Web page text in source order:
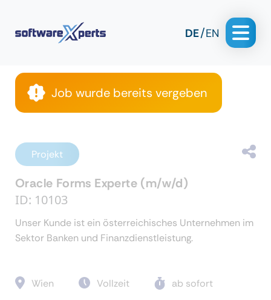
DE EN
Job wurde bereits vergeben
Projekt
Oracle Forms Experte (m/w/d)
ID: 10103
Unser Kunde ist ein österreichisches Unternehmen im
Sektor Banken und Finanzdienstleistung.
Wien Vollzeit ab sofort